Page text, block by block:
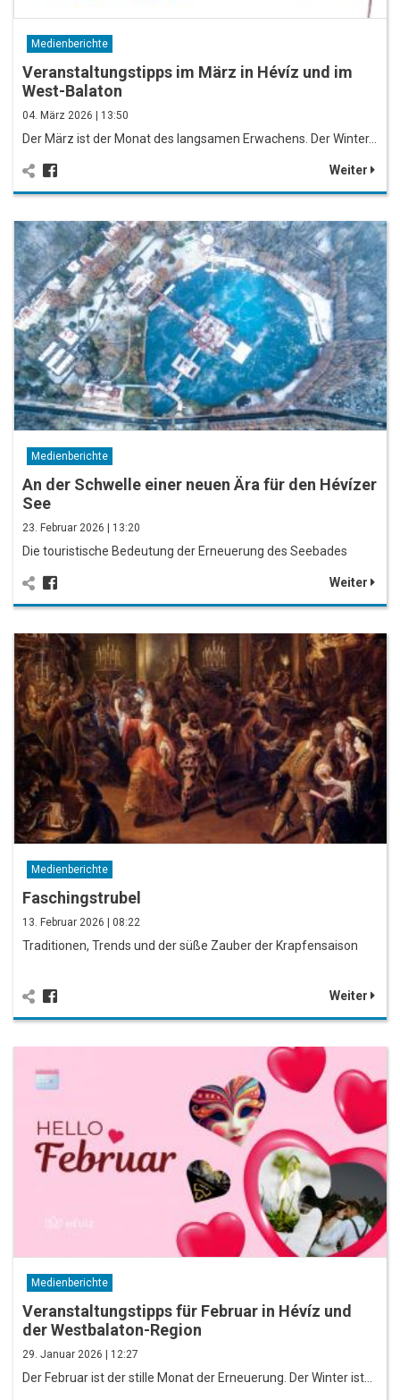
Medienberichte
Veranstaltungstipps im März in Hévíz und im
West-Balaton
04. März 2026 | 13:50
Der März ist der Monat des langsamen Erwachens. Der Winter…
Weiter
Medienberichte
An der Schwelle einer neuen Ära für den Hévízer
See
23. Februar 2026 | 13:20
Die touristische Bedeutung der Erneu­erung des Seebades
Weiter
Medienberichte
Faschingstrubel
13. Februar 2026 | 08:22
Traditionen, Trends und der süße Zauber der Krapfensaison
Weiter
Medienberichte
Veranstaltungstipps für Februar in Hévíz und
der Westbalaton-Region
29. Januar 2026 | 12:27
Der Februar ist der stille Monat der Erneuerung. Der Winter ist…